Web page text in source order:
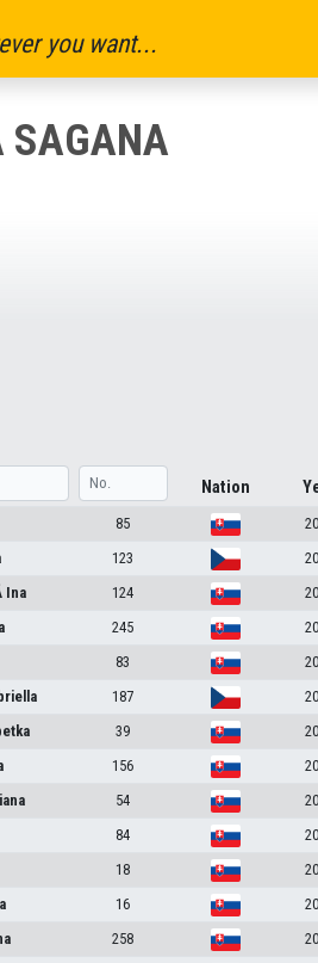
you want...
SAGANA
Nation
85
123
Ina 124
245
83
187
39
156
54
84
18
16
258